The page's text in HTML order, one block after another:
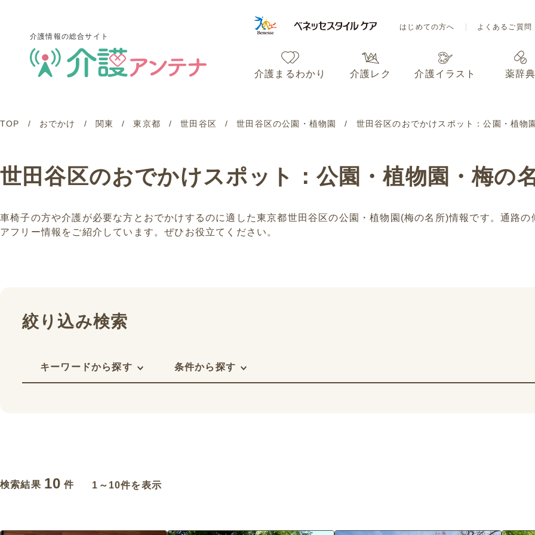
介護情報の総合サイト
はじめての方へ よくあるご質問
介護まるわかり 介護レク 介護イラスト 薬辞
介護情報の総合サイト
介護レク 介護イラスト 薬辞
TOP おでかけ 関東 東京都 世田谷区 世田谷区の公園・植物園 世田谷区のおでかけスポット：公園・植物
世田谷区のおでかけスポット：公園・植物園・梅の
車椅子の方や介護が必要な方とおでかけするのに適した東京都世田谷区の公園・植物園(梅の名所)情報です。通路
アフリー情報をご紹介しています。ぜひお役立てください。
絞り込み検索
キーワードから探す 条件から探す
検索結果 10 件 1～10件を表示